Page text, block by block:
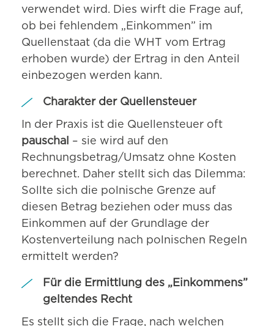
verwendet wird. Dies wirft die Frage auf,
ob bei fehlendem „Einkommen” im
Quellenstaat (da die WHT vom Ertrag
erhoben wurde) der Ertrag in den Anteil
einbezogen werden kann.
Charakter der Quellensteuer
In der Praxis ist die Quellensteuer oft
pauschal
– sie wird auf den
Rechnungsbetrag/Umsatz ohne Kosten
berechnet. Daher stellt sich das Dilemma:
Sollte sich die polnische Grenze auf
diesen Betrag beziehen oder muss das
Einkommen auf der Grundlage der
Kostenverteilung nach polnischen Regeln
ermittelt werden?
Für die Ermittlung des „Einkommens”
geltendes Recht
Es stellt sich die Frage, nach welchen